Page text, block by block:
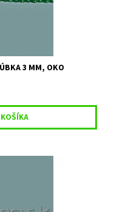
3 MM, OKO
futbalových,
zelená,
žltočierna